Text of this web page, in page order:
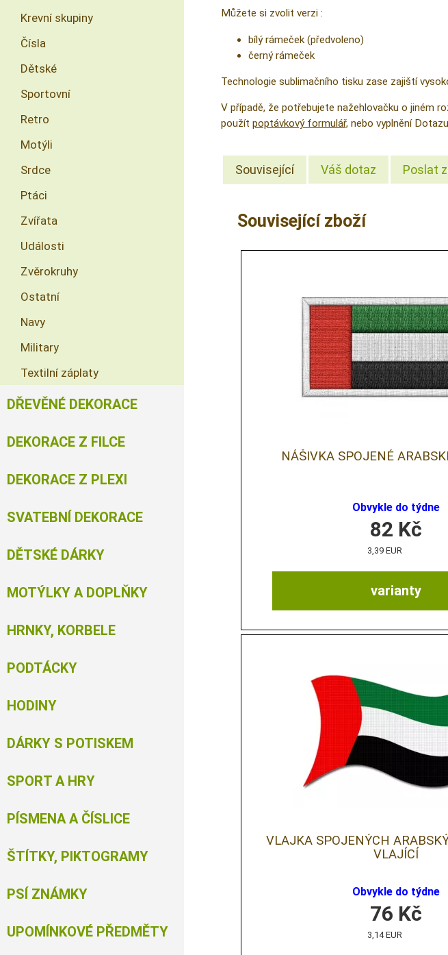
Můžete si zvolit verzi :
bílý rámeček (předvoleno)
černý rámeček
Technologie sublimačního tisku zase zajiští
V případě, že potřebujete nažehlovačku o jiném
použít poptávkový formulář, nebo vyplnění
Související Váš dotaz Poslat
Související zboží
NÁŠIVKA SPOJENÉ
Obvykle do týdne
varianty
82 Kč
3,39 EUR
VLAJKA SPOJENÝCH
VLAJÍCÍ
Obvykle do týdne
76 Kč
3,14 EUR
Krevní skupiny
Čísla
Dětské
Sportovní
Retro
Motýli
Srdce
Ptáci
Zvířata
Události
Zvěrokruhy
Ostatní
Navy
Military
Textilní záplaty
DŘEVĚNÉ DEKORACE
DEKORACE Z FILCE
DEKORACE Z PLEXI
SVATEBNÍ DEKORACE
DĚTSKÉ DÁRKY
MOTÝLKY A DOPLŇKY
HRNKY, KORBELE
PODTÁCKY
HODINY
DÁRKY S POTISKEM
SPORT A HRY
PÍSMENA A ČÍSLICE
ŠTÍTKY, PIKTOGRAMY
PSÍ ZNÁMKY
UPOMÍNKOVÉ PŘEDMĚTY